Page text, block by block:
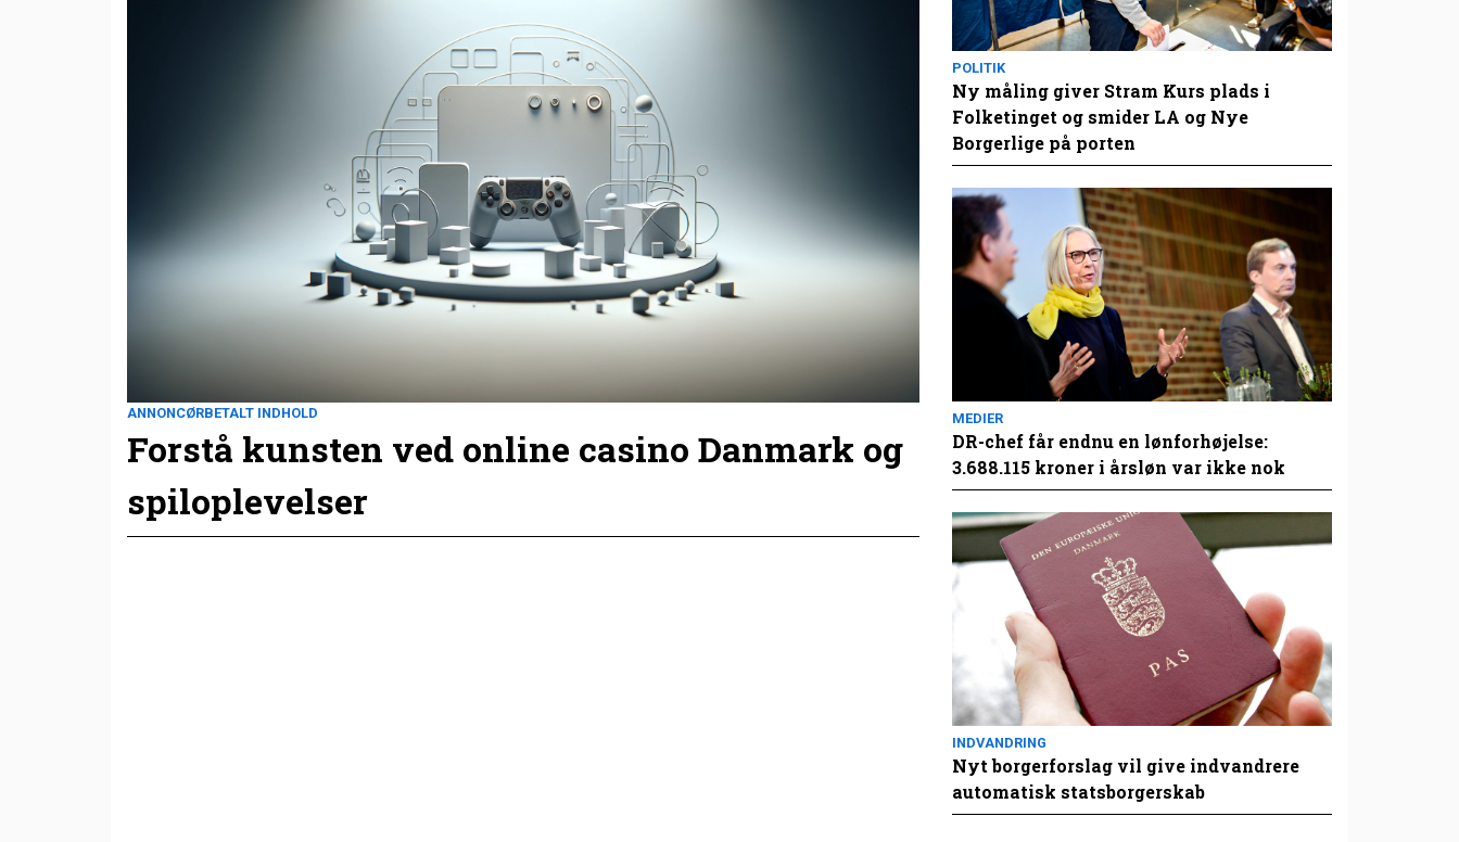
ANNONCØRBETALT INDHOLD
Forstå kunsten ved online casino Danmark og
spiloplevelser
POLITIK
Ny måling giver Stram Kurs plads i
Folketinget og smider LA og Nye
Borgerlige på porten
MEDIER
DR-chef får endnu en lønforhøjelse:
3.688.115 kroner i årsløn var ikke nok
INDVANDRING
Nyt borgerforslag vil give indvandrere
automatisk statsborgerskab